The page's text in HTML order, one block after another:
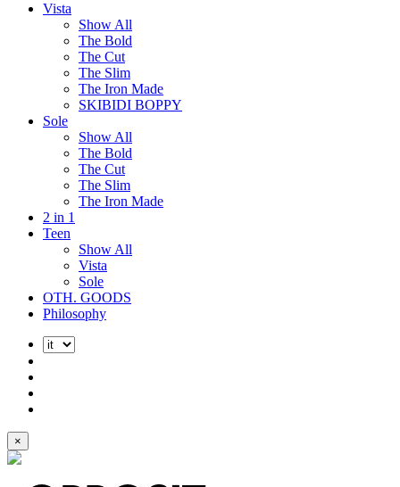
Vista
Show All
The Bold
The Cut
The Slim
The Iron Made
SKIBIDI BOPPY
Sole
Show All
The Bold
The Cut
The Slim
The Iron Made
2 in 1
Teen
Show All
Vista
Sole
OTH. GOODS
Philosophy
×